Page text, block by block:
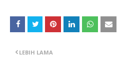
LEBIH LAMA